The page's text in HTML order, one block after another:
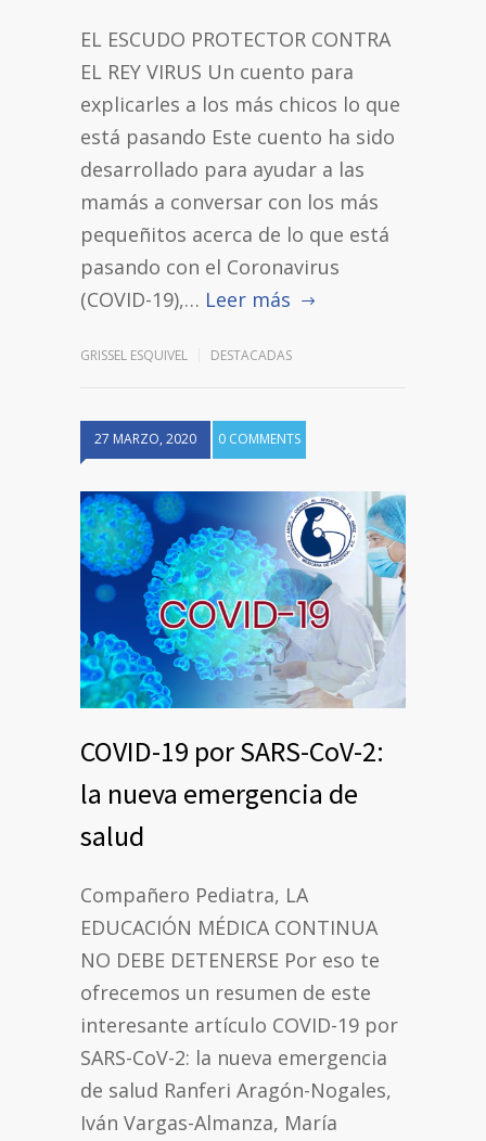
EL ESCUDO PROTECTOR CONTRA
EL REY VIRUS Un cuento para
explicarles a los más chicos lo que
está pasando Este cuento ha sido
desarrollado para ayudar a las
mamás a conversar con los más
pequeñitos acerca de lo que está
pasando con el Coronavirus
(COVID-19),… Leer más
GRISSEL ESQUIVEL DESTACADAS
27 MARZO, 2020 0 COMMENTS
COVID-19 por SARS-CoV-2:
la nueva emergencia de
salud
Compañero Pediatra, LA
EDUCACIÓN MÉDICA CONTINUA
NO DEBE DETENERSE Por eso te
ofrecemos un resumen de este
interesante artículo COVID-19 por
SARS-CoV-2: la nueva emergencia
de salud Ranferi Aragón-Nogales,
Iván Vargas-Almanza, María